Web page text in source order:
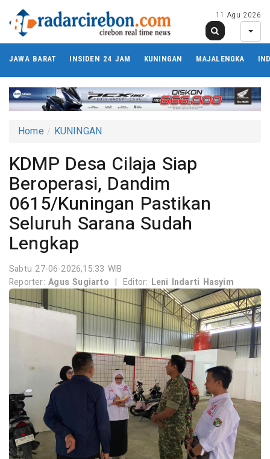
11 Agu 2026
JAWA BARAT INSIDEN 24 JAM KUNINGAN MAJALENGKA
Home KUNINGAN
KDMP Desa Cilaja Siap
Beroperasi, Dandim
0615/Kuningan Pastikan
Seluruh Sarana Sudah
Lengkap
Sabtu 27-06-2026,15:33 WIB
Reporter:Agus Sugiarto | Editor: Leni Indarti Hasyim